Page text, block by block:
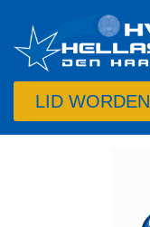
LID WORDEN